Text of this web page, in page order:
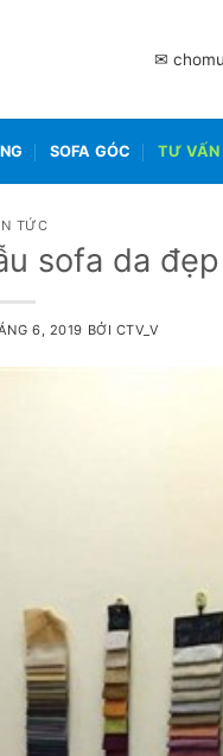
✉
SOFA GÓC TƯ VẤN
TỨC
sofa da
6, 2019 BỞI CTV_V